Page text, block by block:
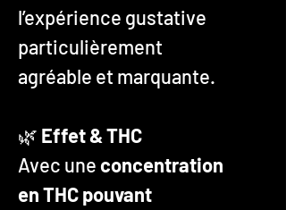
l’expérience gustative
particulièrement
agréable et marquante.
🌿 Effet & THC
Avec uneconcentration
en THC pouvant